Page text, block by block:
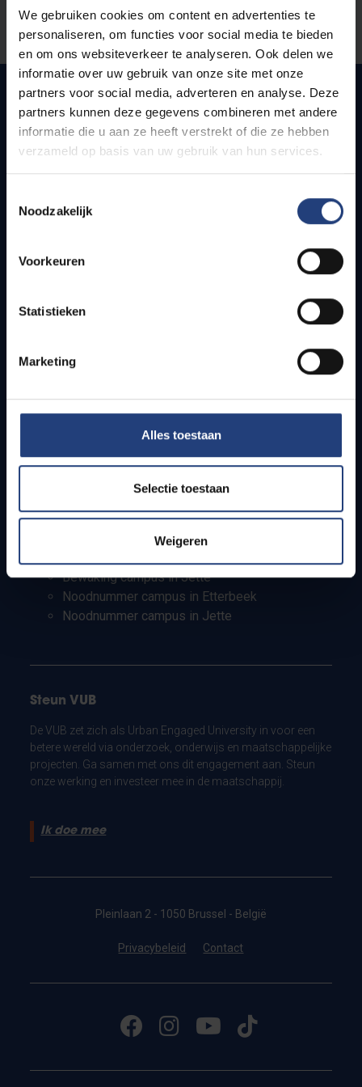
We gebruiken cookies om content en advertenties te
personaliseren, om functies voor social media te bieden
en om ons websiteverkeer te analyseren. Ook delen we
informatie over uw gebruik van onze site met onze
partners voor social media, adverteren en analyse. Deze
partners kunnen deze gegevens combineren met andere
informatie die u aan ze heeft verstrekt of die ze hebben
verzameld op basis van uw gebruik van hun services.
Noodzakelijk
Voorkeuren
Statistieken
Marketing
Alles toestaan
Selectie toestaan
Weigeren
Laat het ons weten
Snel naar
Webmail
Lesroosters
Campusfaciliteiten
Info voor
Studenten
PhD-studenten
Leerkrachten en secundaire scholen
Internationale studenten
Bewaking en noodnummers
Bewaking campus in Jette
Noodnummer campus in Etterbeek
Noodnummer campus in Jette
Steun VUB
De VUB zet zich als Urban Engaged University in voor een
betere wereld via onderzoek, onderwijs en maatschappelijke
projecten. Ga samen met ons dit engagement aan. Steun
onze werking en investeer mee in de maatschappij.
Ik doe mee
Pleinlaan 2 - 1050 Brussel - België
Privacybeleid Contact